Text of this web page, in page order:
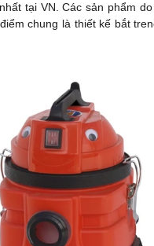
tại VN. Các sản phẩm
chung là thiết kế bắt